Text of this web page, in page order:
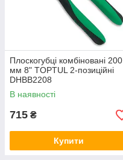
Плоскогубці комбіновані 200
мм 8" TOPTUL 2-позиційні
DHBB2208
В наявності
715 ₴
Купити